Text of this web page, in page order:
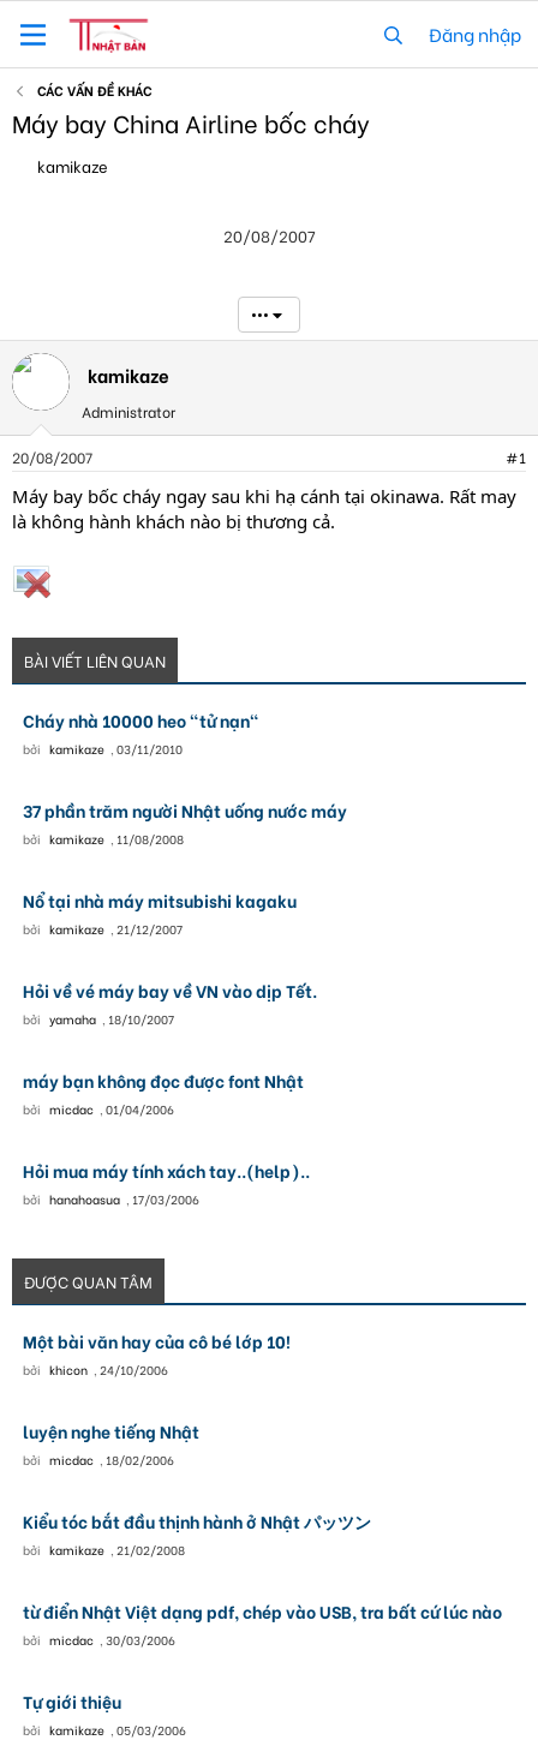
Đăng nhập
CÁC VẤN ĐỀ KHÁC
Máy bay China Airline bốc cháy
h
r
t
r
kamikaze
20/08/2007
•••
kamikaze
Administrator
20/08/2007 #1
Máy bay bốc cháy ngay sau khi hạ cánh tại okinawa. Rất may
là không hành khách nào bị thương cả.
BÀI VIẾT LIÊN QUAN
Cháy nhà 10000 heo "tử nạn"
bởi kamikaze , 03/11/2010
37 phần trăm người Nhật uống nước máy
bởi kamikaze , 11/08/2008
Nổ tại nhà máy mitsubishi kagaku
bởi kamikaze , 21/12/2007
Hỏi về vé máy bay về VN vào dịp Tết.
bởi yamaha , 18/10/2007
máy bạn không đọc được font Nhật
bởi micdac , 01/04/2006
Hỏi mua máy tính xách tay..(help)..
bởi hanahoasua , 17/03/2006
ĐƯỢC QUAN TÂM
Một bài văn hay của cô bé lớp 10!
bởi khicon , 24/10/2006
luyện nghe tiếng Nhật
bởi micdac , 18/02/2006
Kiểu tóc bắt đầu thịnh hành ở Nhật パッツン
bởi kamikaze , 21/02/2008
từ điển Nhật Việt dạng pdf, chép vào USB, tra bất cứ lúc nào
bởi micdac , 30/03/2006
Tự giới thiệu
bởi kamikaze , 05/03/2006